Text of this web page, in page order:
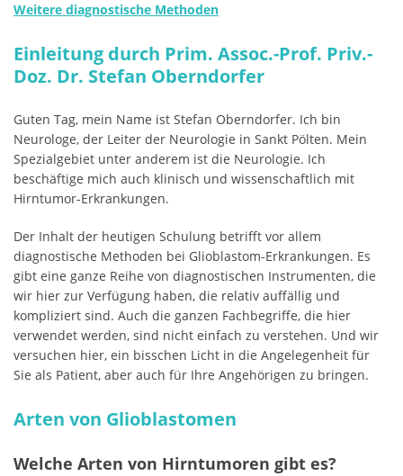
Weitere diagnostische Methoden
Einleitung durch Prim. Assoc.-Prof. Priv.-
Doz. Dr. Stefan Oberndorfer
Guten Tag, mein Name ist Stefan Oberndorfer. Ich bin
Neurologe, der Leiter der Neurologie in Sankt Pölten. Mein
Spezialgebiet unter anderem ist die Neurologie. Ich
beschäftige mich auch klinisch und wissenschaftlich mit
Hirntumor-Erkrankungen.
Der Inhalt der heutigen Schulung betrifft vor allem
diagnostische Methoden bei Glioblastom-Erkrankungen. Es
gibt eine ganze Reihe von diagnostischen Instrumenten, die
wir hier zur Verfügung haben, die relativ auffällig und
kompliziert sind. Auch die ganzen Fachbegriffe, die hier
verwendet werden, sind nicht einfach zu verstehen. Und wir
versuchen hier, ein bisschen Licht in die Angelegenheit für
Sie als Patient, aber auch für Ihre Angehörigen zu bringen.
Arten von Glioblastomen
Welche Arten von Hirntumoren gibt es?